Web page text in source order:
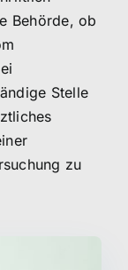
Behörde, ob
Stelle
zu